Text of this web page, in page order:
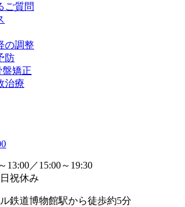
ご質問
の調整
防
盤矯正
治療
13:00／15:00～19:30
祝休み
鉄道博物館駅から徒歩約5分